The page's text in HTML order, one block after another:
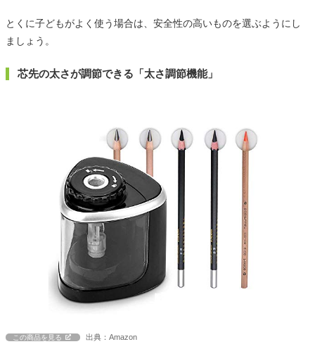
とくに子どもがよく使う場合は、安全性の高いものを選ぶようにし
ましょう。
芯先の太さが調節できる「太さ調節機能」
この商品を見る 出典：Amazon